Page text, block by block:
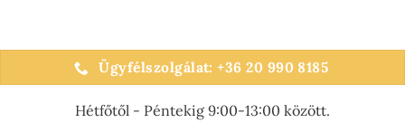
Ügyfélszolgálat: +36 20 990 8185
Hétfőtől - Péntekig 9:00-13:00 között.